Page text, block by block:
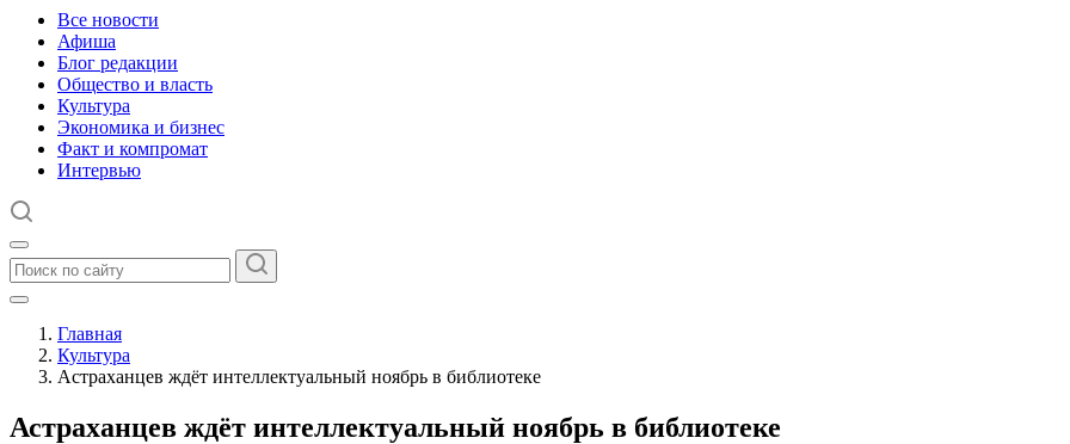
Все новости
Афиша
Блог редакции
Общество и власть
Культура
Экономика и бизнес
Факт и компромат
Интервью
Главная
Культура
Астраханцев ждёт интеллектуальный ноябрь в библиотеке
Астраханцев ждёт интеллектуальный ноябрь в библиотеке